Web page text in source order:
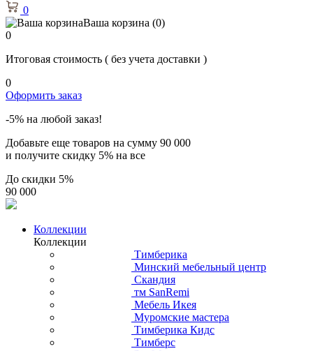
0
Ваша корзина (0)
0
Итоговая стоимость ( без учета доставки )
0
Оформить заказ
-5% на любой заказ!
Добавьте еще товаров на сумму 90 000
и получите скидку 5% на все
До скидки 5%
90 000
Коллекции
Коллекции
Тимберика
Минский мебельный центр
Скандия
тм SanRemi
Мебель Икея
Муромские мастера
Тимберика Кидс
Тимберс